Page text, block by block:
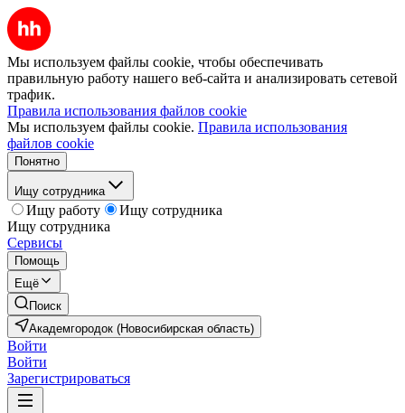
Мы используем файлы cookie, чтобы обеспечивать
правильную работу нашего веб-сайта и анализировать сетевой
трафик.
Правила использования файлов cookie
Мы используем файлы cookie. Правила использования
файлов cookie
Понятно
Ищу сотрудника
Ищу работу
Ищу сотрудника
Ищу сотрудника
Сервисы
Помощь
Ещё
Поиск
Академгородок (Новосибирская область)
Войти
Войти
Зарегистрироваться